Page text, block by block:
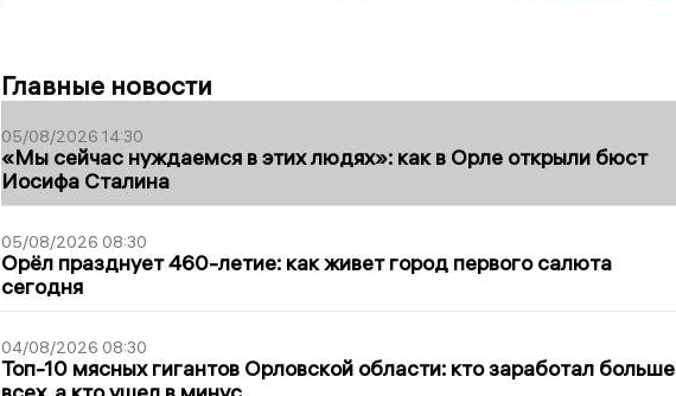
Главные новости
05/08/2026 14:30
«Мы сейчас нуждаемся в этих людях»: как в Орле открыли бюст
Иосифа Сталина
05/08/2026 08:30
Орёл празднует 460-летие: как живет город первого салюта
сегодня
04/08/2026 08:30
Топ-10 мясных гигантов Орловской области: кто заработал больше